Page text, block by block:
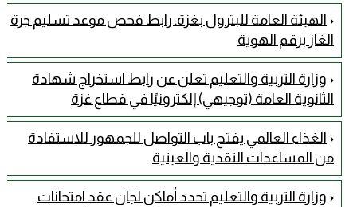
الهيئة العامة للبترول بغزة: رابط فحص موعد تسليم جرة
الغاز برقم الهوية
وزارة التربية والتعليم تعلن عن رابط استخراج شهادة
الثانوية العامة (توجيهي) إلكترونيًا في قطاع غزة
الغذاء العالمي يفتح باب التواصل للجمهور للاستفادة
من المساعدات النقدية والعينية
وزارة التربية والتعليم تحدد أماكن لجان عقد امتحانات